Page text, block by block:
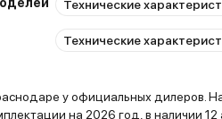
Технические
Технические
у официальных дилеров.
на 2026 год, в наличии